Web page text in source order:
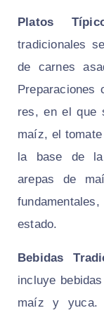
Platos
tradicionales
de carnes
Preparaciones
res, en el que
maíz, el
la base de la
arepas de
estado.
Bebidas
incluye
maíz y yuca.